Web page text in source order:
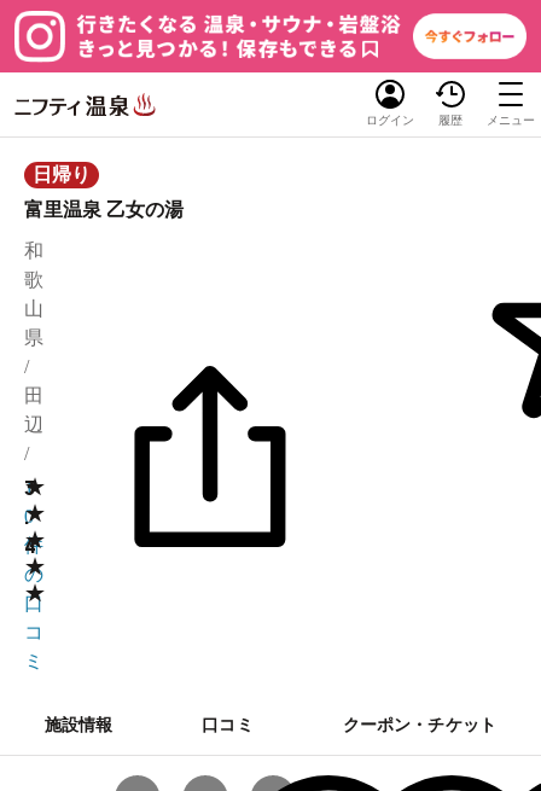
ログイン 履歴 メニュー
日帰り
富里温泉 乙女の湯
和
歌
山
県
/
田
辺
/
★
★
★
★
★
3
.
4
1
0
件
の
口
コ
ミ
施設情報 口コミ クーポン・チケット